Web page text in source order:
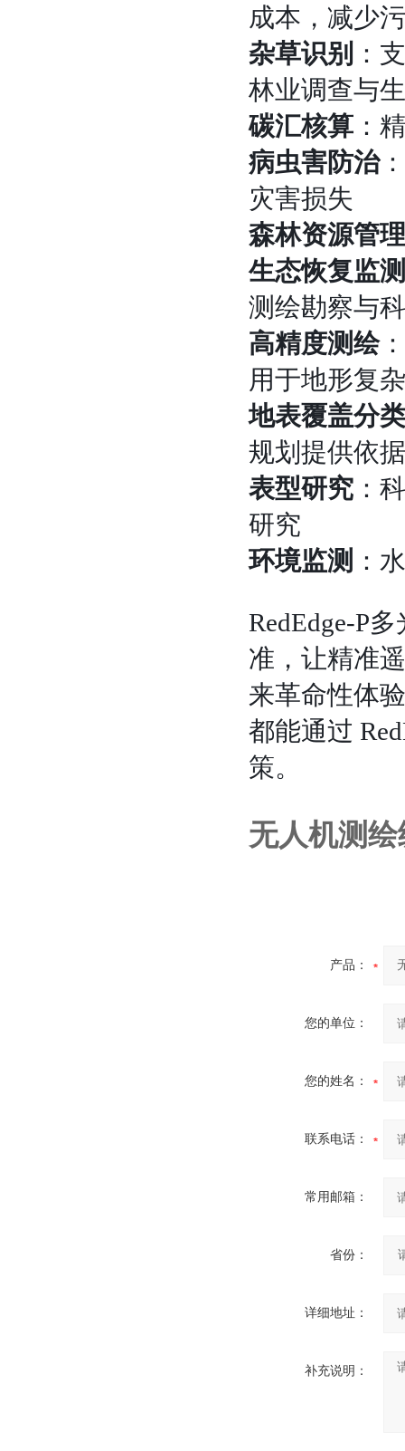
成本，减少
杂草识别 ：
林业调查与
碳汇核算 ：
病虫害防治
灾害损失
森林资源管理
生态恢复监测
测绘勘察与
高精度测绘
用于地形复
地表覆盖分类
规划提供依据
表型研究 ：
研究
环境监测 ：
RedEdge-P
准，让精准
来革命性体
都能通过
策。
无人机测绘
产品：
您的单位：
您的姓名：
联系电话：
常用邮箱：
省份：
详细地址：
补充说明：